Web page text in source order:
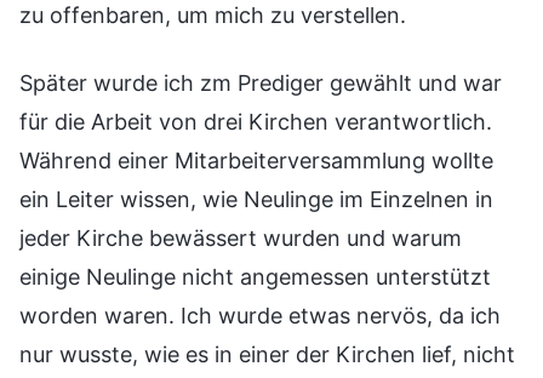
zu offenbaren, um mich zu verstellen.
Später wurde ich zm Prediger gewählt und war
für die Arbeit von drei Kirchen verantwortlich.
Während einer Mitarbeiterversammlung wollte
ein Leiter wissen, wie Neulinge im Einzelnen in
jeder Kirche bewässert wurden und warum
einige Neulinge nicht angemessen unterstützt
worden waren. Ich wurde etwas nervös, da ich
nur wusste, wie es in einer der Kirchen lief, nicht